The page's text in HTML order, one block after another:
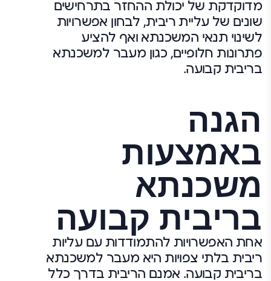
מדוקדקת של יכולת ההחזר בתרחישים
שונים של עליית ריבית, לבחון אפשרויות
לשינוי תנאי המשכנתא ואף להציע
פתרונות חלופיים, כגון מעבר למשכנתא
בריבית קבועה.
הגנה
באמצעות
משכנתא
בריבית קבועה
אחת האפשרויות להתמודדות עם עליות
ריבית בלתי צפויות היא מעבר למשכנתא
בריבית קבועה. אמנם הריבית בדרך כלל